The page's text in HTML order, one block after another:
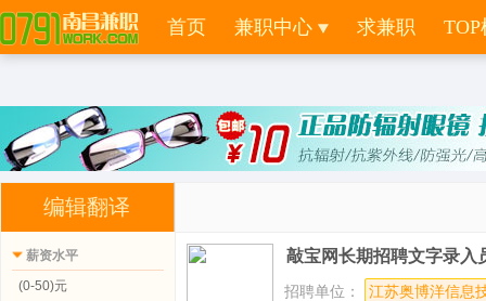
work.cpy_id=cm.id and work.cpy_pay>0 and work.cpy_time>0 order by
首页 兼职中心 求兼职 TOP
编辑翻译
薪资水平
(0-50)元
敲宝网长期招聘文字录入
招聘单位：
江苏奥博洋信息